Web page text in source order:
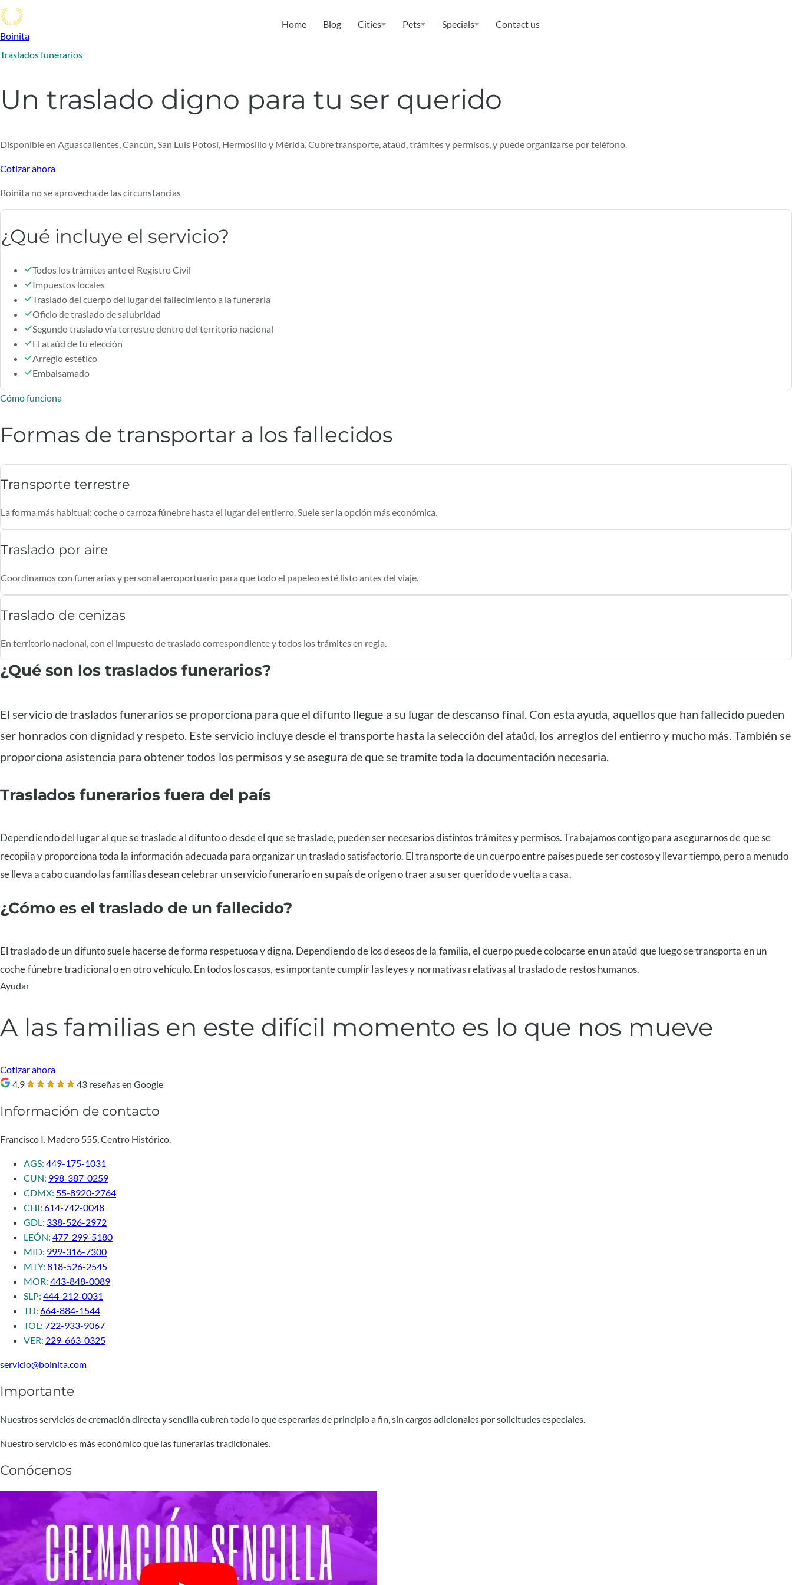
Boinita
Home Blog Cities Pets Specials Contact us
Traslados funerarios
Un traslado digno para tu ser querido
Disponible en Aguascalientes, Cancún, San Luis Potosí, Hermosillo y Mérida. Cubre transporte, ataúd, trámites y permisos, y puede organizarse por teléfono.
Cotizar ahora
Boinita no se aprovecha de las circunstancias
¿Qué incluye el servicio?
Todos los trámites ante el Registro Civil
Impuestos locales
Traslado del cuerpo del lugar del fallecimiento a la funeraria
Oficio de traslado de salubridad
Segundo traslado vía terrestre dentro del territorio nacional
El ataúd de tu elección
Arreglo estético
Embalsamado
Cómo funciona
Formas de transportar a los fallecidos
Transporte terrestre
La forma más habitual: coche o carroza fúnebre hasta el lugar del entierro. Suele ser la opción más económica.
Traslado por aire
Coordinamos con funerarias y personal aeroportuario para que todo el papeleo esté listo antes del viaje.
Traslado de cenizas
En territorio nacional, con el impuesto de traslado correspondiente y todos los trámites en regla.
¿Qué son los traslados funerarios?
El servicio de traslados funerarios se proporciona para que el difunto llegue a su lugar de descanso final. Con esta ayuda, aquellos que han fallecido pueden
ser honrados con dignidad y respeto. Este servicio incluye desde el transporte hasta la selección del ataúd, los arreglos del entierro y mucho más. También se
proporciona asistencia para obtener todos los permisos y se asegura de que se tramite toda la documentación necesaria.
Traslados funerarios fuera del país
Dependiendo del lugar al que se traslade al difunto o desde el que se traslade, pueden ser necesarios distintos trámites y permisos. Trabajamos contigo para asegurarnos de que se
recopila y proporciona toda la información adecuada para organizar un traslado satisfactorio. El transporte de un cuerpo entre países puede ser costoso y llevar tiempo, pero a menudo
se lleva a cabo cuando las familias desean celebrar un servicio funerario en su país de origen o traer a su ser querido de vuelta a casa.
¿Cómo es el traslado de un fallecido?
El traslado de un difunto suele hacerse de forma respetuosa y digna. Dependiendo de los deseos de la familia, el cuerpo puede colocarse en un ataúd que luego se transporta en un
coche fúnebre tradicional o en otro vehículo. En todos los casos, es importante cumplir las leyes y normativas relativas al traslado de restos humanos.
Ayudar
A las familias en este difícil momento es lo que nos mueve
Cotizar ahora
4.9
43 reseñas en Google
Información de contacto
Francisco I. Madero 555, Centro Histórico.
AGS: 449-175-1031
CUN: 998-387-0259
CDMX: 55-8920-2764
CHI: 614-742-0048
GDL: 338-526-2972
LEÓN: 477-299-5180
MID: 999-316-7300
MTY: 818-526-2545
MOR: 443-848-0089
SLP: 444-212-0031
TIJ: 664-884-1544
TOL: 722-933-9067
VER: 229-663-0325
servicio@boinita.com
Importante
Nuestros servicios de cremación directa y sencilla cubren todo lo que esperarías de principio a fin, sin cargos adicionales por solicitudes especiales.
Nuestro servicio es más económico que las funerarias tradicionales.
Conócenos